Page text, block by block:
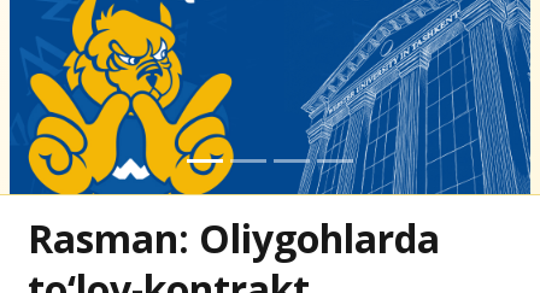
Rasman: Oliygohlarda